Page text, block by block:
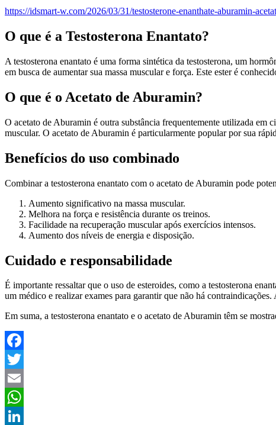
https://idsmart-w.com/2026/03/31/testosterone-enanthate-aburamin-
O que é a Testosterona Enantato?
A testosterona enantato é uma forma sintética da testosterona, um
em busca de aumentar sua massa muscular e força. Este ester é
O que é o Acetato de Aburamin?
O acetato de Aburamin é outra substância frequentemente utilizada em
muscular. O acetato de Aburamin é particularmente popular por sua
Benefícios do uso combinado
Combinar a testosterona enantato com o acetato de Aburamin pode
Aumento significativo na massa muscular.
Melhora na força e resistência durante os treinos.
Facilidade na recuperação muscular após exercícios intensos.
Aumento dos níveis de energia e disposição.
Cuidado e responsabilidade
É importante ressaltar que o uso de esteroides, como a testosterona
um médico e realizar exames para garantir que não há
Em suma, a testosterona enantato e o acetato de Aburamin têm se
Facebook
Twitter
Email
WhatsApp